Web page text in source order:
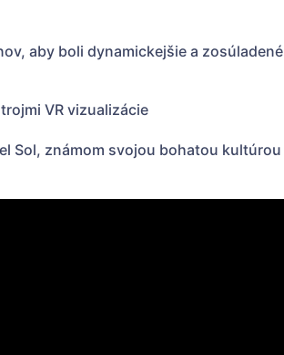
aby boli dynamickejšie a zosúladené
VR vizualizácie
Sol, známom svojou bohatou kultúrou